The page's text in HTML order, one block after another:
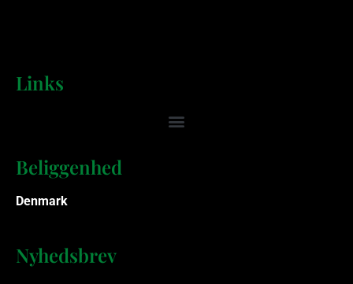
Links
Beliggenhed
Denmark
Nyhedsbrev